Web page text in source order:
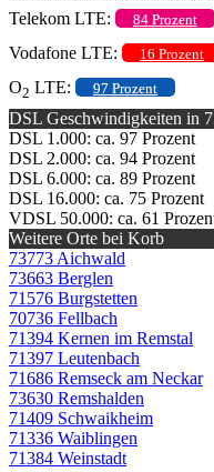
Telekom LTE:
84 Prozent
Vodafone LTE: 16 Prozent
O2 LTE: 97 Prozent
DSL Geschwindigkeiten in
DSL 1.000: ca. 97 Prozent
DSL 2.000: ca. 94 Prozent
DSL 6.000: ca. 89 Prozent
DSL 16.000: ca. 75 Prozent
VDSL 50.000: ca. 61
Weitere Orte bei Korb
73773 Aichwald
73663 Berglen
71576 Burgstetten
70736 Fellbach
71394 Kernen im Remstal
71397 Leutenbach
71686 Remseck am Neckar
73630 Remshalden
71409 Schwaikheim
71336 Waiblingen
71384 Weinstadt